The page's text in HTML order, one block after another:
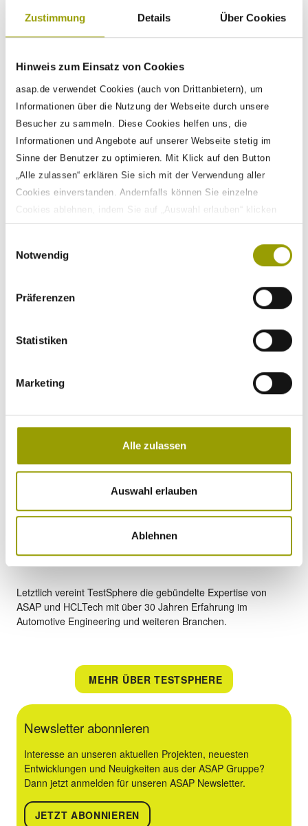
Zustimmung Details Über Cookies
Hinweis zum Einsatz von Cookies
asap.de verwendet Cookies (auch von Drittanbietern), um
Informationen über die Nutzung der Webseite durch unsere
Besucher zu sammeln. Diese Cookies helfen uns, die
Informationen und Angebote auf unserer Webseite stetig im
Sinne der Benutzer zu optimieren. Mit Klick auf den Button
„Alle zulassen“ erklären Sie sich mit der Verwendung aller
Cookies einverstanden. Andernfalls können Sie einzelne
Cookies ablehnen, indem Sie auf „Auswahl erlauben“ klicken
sowie diese Einstellungen jederzeit aufrufen und Cookies auch
nachträglich jederzeit abwählen. Weitere Informationen zu den
Datenverarbeitungen finden Sie auf unserer
Notwendig
Präferenzen
Statistiken
Marketing
Alle zulassen
Auswahl erlauben
Ablehnen
revolutionieren.
Merkmale aus:
Steigerung der Effizienz:Durch vereinfachte
Testfallerstellung und weniger Fehler erhöht TestSphere
die Effizienz im Validierungsprozess. Dies führt zu einer
schnelleren Markteinführung, sodass Kunden Produkte
früher auf den Markt bringen und Marktchancen besser
nutzen können. Der optimierte Testprozess reduziert
zudem Entwicklungskosten und steigert damit die
Rentabilität.
Erhöhte Nachverfolgbarkeit:Das System gewährleistet
100 % Traceability, sodass Nutzer Änderungen
Gesamtsystem verstehen können. Diese Funktion ist
berücksichtigt werden. Verbesserte Nachverfolgbarkeit führt
Weniger manuelle Eingriffe
: Durch die vollständig
automatisierte Testimplementierung minimiert TestSphere
reduziert die Wahrscheinlichkeit menschlicher Fehler. Diese
Automatisierung verbessert die Genauigkeit und schafft
Ressourcen frei, die für andere wertschöpfende Tätigkeiten
genutzt werden können.
KI-gestützte Erkenntnisse:Die integrierte
der Analyse von Tracedaten sowie bei Empfehlungen für
bessere Anforderungen. Dies führt zu optimierten und
effektiveren Testprozessen. KI-gestützte Einblicke stellen
sicher, dass der Testprozess gründlich und präzise ist und
Kundenerwartungen erfüllen und Umsatzwachstum fördern.
Letztlich vereint TestSphere die gebündelte Expertise von
ASAP und HCLTech mit über 30 Jahren Erfahrung im
Automotive Engineering und weiteren Branchen.
MEHR ÜBER TESTSPHERE
Newsletter abonnieren
Interesse an unseren aktuellen Projekten, neuesten
Entwicklungen und Neuigkeiten aus der ASAP Gruppe?
Dann jetzt anmelden für unseren ASAP Newsletter.
JETZT ABONNIEREN